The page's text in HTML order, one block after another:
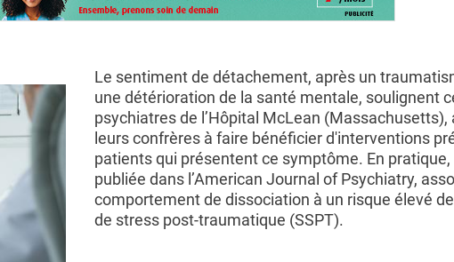
Le sentiment de détachement, après un
une détérioration de la santé mentale, soulignent
psychiatres de l’Hôpital McLean (Massachusetts),
leurs confrères à faire bénéficier d'interventions
patients qui présentent ce symptôme. En pratique,
publiée dans l’American Journal of Psychiatry,
comportement de dissociation à un risque élevé
de stress post-traumatique (SSPT).